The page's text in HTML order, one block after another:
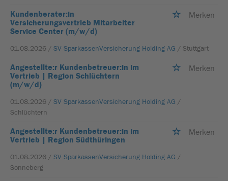
Kundenberater:in
Versicherungsvertrieb Mitarbeiter
Service Center (m/w/d)
Merken
01.08.2026 / SV SparkassenVersicherung Holding AG / Stuttgart
Angestellte:r Kundenbetreuer:in im
Vertrieb | Region Schlüchtern
(m/w/d)
Merken
01.08.2026 / SV SparkassenVersicherung Holding AG /
Schlüchtern
Angestellte:r Kundenbetreuer:in im
Vertrieb | Region Südthüringen
Merken
01.08.2026 / SV SparkassenVersicherung Holding AG /
Sonneberg